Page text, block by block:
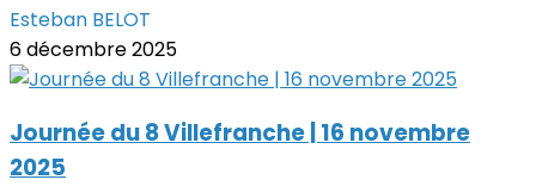
Esteban BELOT
6 décembre 2025
Journée du 8 Villefranche | 16 novembre
2025